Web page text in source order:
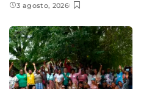
3 agosto, 2026